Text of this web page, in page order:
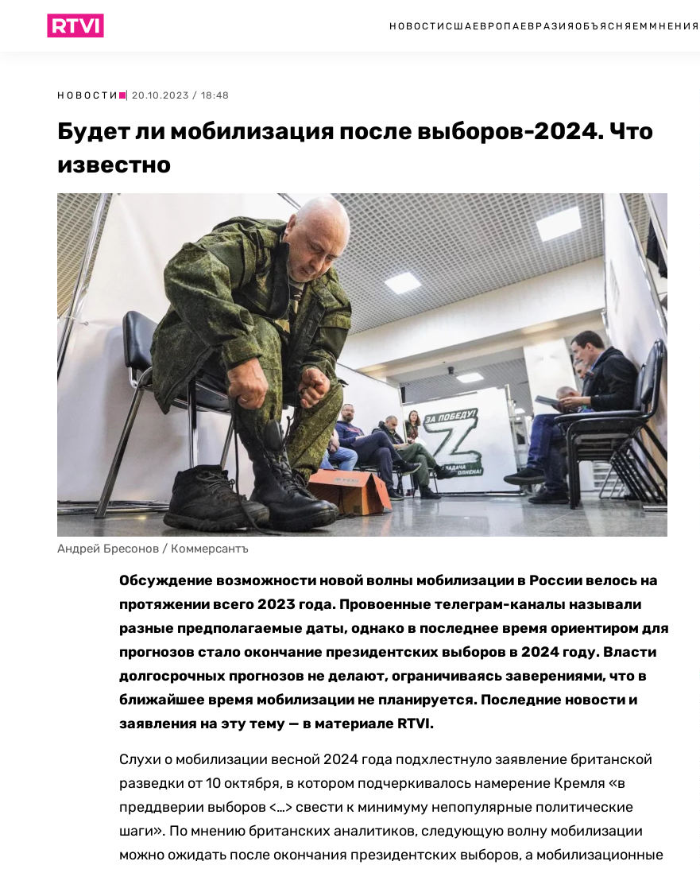
НОВОСТИ США ЕВРОПА ЕВРАЗИЯ ОБЪЯСНЯЕМ МНЕНИЯ
НОВОСТИ | 20.10.2023 / 18:48
Будет ли мобилизация после выборов-2024. Что
известно
Андрей Бресонов / Коммерсантъ
Обсуждение возможности новой волны мобилизации в России велось на
протяжении всего 2023 года. Провоенные телеграм-каналы называли
разные предполагаемые даты, однако в последнее время ориентиром для
прогнозов стало окончание президентских выборов в 2024 году. Власти
долгосрочных прогнозов не делают, ограничиваясь заверениями, что в
ближайшее время мобилизации не планируется. Последние новости и
заявления на эту тему — в материале RTVI.
Слухи о мобилизации весной 2024 года подхлестнуло заявление британской
разведки от 10 октября, в котором подчеркивалось намерение Кремля «в
преддверии выборов <…> свести к минимуму непопулярные политические
шаги». По мнению британских аналитиков, следующую волну мобилизации
можно ожидать после окончания президентских выборов, а мобилизационные